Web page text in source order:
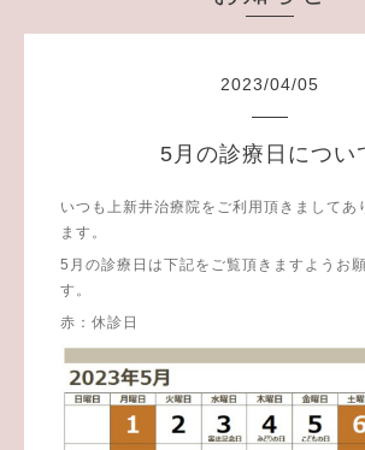
2023/04/05
5月の診療日につい
いつも上新井治療院をご利用頂きましてあ
ます。
5月の診療日は下記をご覧頂きますようお
す。
赤：休診日